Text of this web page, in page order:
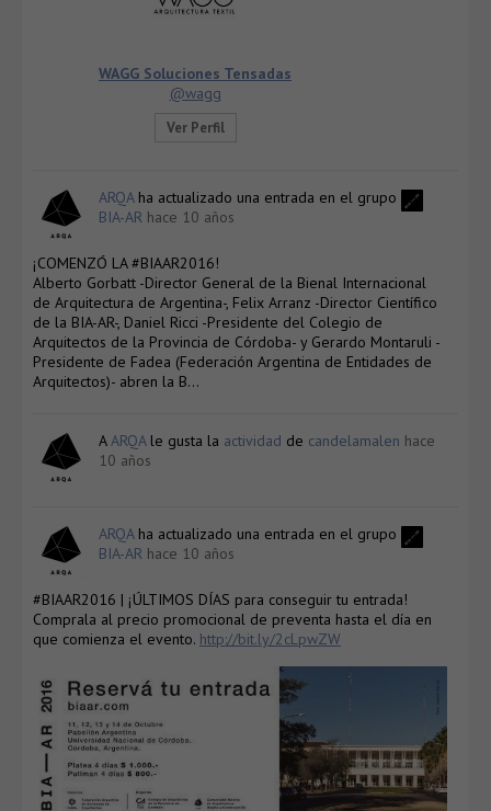
WAGG Soluciones Tensadas
@wagg
Ver Perfil
ARQAha actualizado una entrada en el grupo
BIA-AR hace 10 años
¡COMENZÓ LA #BIAAR2016!
Alberto Gorbatt -Director General de la Bienal Internacional
de Arquitectura de Argentina-, Felix Arranz -Director Científico
de la BIA-AR-, Daniel Ricci -Presidente del Colegio de
Arquitectos de la Provincia de Córdoba- y Gerardo Montaruli -
Presidente de Fadea (Federación Argentina de Entidades de
Arquitectos)- abren la B…
AARQAle gusta la actividad de candelamalen hace
10 años
ARQAha actualizado una entrada en el grupo
BIA-AR hace 10 años
#BIAAR2016 | ¡ÚLTIMOS DÍAS para conseguir tu entrada!
Comprala al precio promocional de preventa hasta el día en
que comienza el evento. http://bit.ly/2cLpwZW